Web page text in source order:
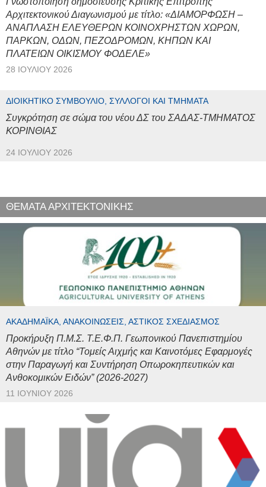
Αρχιτεκτονικού Διαγωνισμού με τίτλο: «ΔΙΑΜΟΡΦΩΣΗ –
ΑΝΑΠΛΑΣΗ ΕΛΕΥΘΕΡΩΝ ΚΟΙΝΟΧΡΗΣΤΩΝ ΧΩΡΩΝ,
ΠΑΡΚΩΝ, ΟΔΩΝ, ΠΕΖΟΔΡΟΜΩΝ, ΚΗΠΩΝ ΚΑΙ
ΠΛΑΤΕΙΩΝ ΟΙΚΙΣΜΟΥ ΦΟΔΕΛΕ»
28 ΙΟΥΛΊΟΥ 2026
ΔΙΟΙΚΗΤΙΚΌ ΣΥΜΒΟΎΛΙΟ, ΣΎΛΛΟΓΟΙ ΚΑΙ ΤΜΉΜΑΤΑ
Συγκρότηση σε σώμα του νέου ΔΣ του ΣΑΔΑΣ-ΤΜΗΜΑΤΟΣ
ΚΟΡΙΝΘΙΑΣ
24 ΙΟΥΛΊΟΥ 2026
ΘΕΜΑΤΑ ΑΡΧΙΤΕΚΤΟΝΙΚΗΣ
ΑΚΑΔΗΜΑΪΚΆ, ΑΝΑΚΟΙΝΏΣΕΙΣ, ΑΣΤΙΚΌΣ ΣΧΕΔΙΑΣΜΌΣ
Προκήρυξη Π.Μ.Σ. Τ.Ε.Φ.Π. Γεωπονικού Πανεπιστημίου
Αθηνών με τίτλο “Τομείς Αιχμής και Καινοτόμες Εφαρμογές
στην Παραγωγή και Συντήρηση Οπωροκηπευτικών και
Ανθοκομικών Ειδών” (2026-2027)
11 ΙΟΥΝΊΟΥ 2026